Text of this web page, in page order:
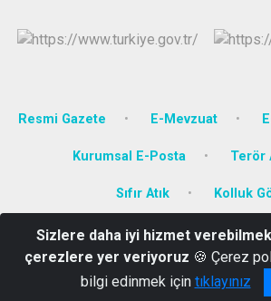
Resmi Gazete E-Mevzuat
Kurumsal E-Posta Terör
Sıfır Atık Kolluk
Çayiçi Mahallesi, Ersin Caddesi No:17
0(264)582 52 01-02
Sizlere daha iyi hizmet
çerezlere yer veriyoruz 🍪 Çerez
bilgi edinmek için tıklayınız